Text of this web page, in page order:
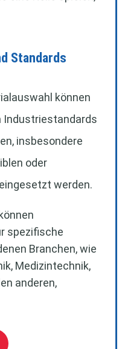
Standards
können
Industriestandards
insbesondere
oder
werden.
spezifische
Branchen, wie
Medizintechnik,
anderen,